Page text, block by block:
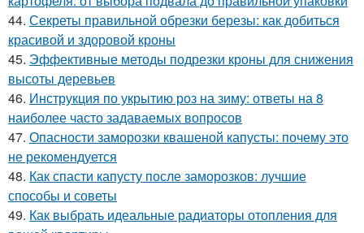
44. Секреты правильной обрезки березы: как добиться
красивой и здоровой кроны
45. Эффективные методы подрезки кроны для снижения
высоты деревьев
46. Инструкция по укрытию роз на зиму: ответы на 8
наиболее часто задаваемых вопросов
47. Опасности заморозки квашеной капусты: почему это
не рекомендуется
48. Как спасти капусту после заморозков: лучшие
способы и советы
49. Как выбрать идеальные радиаторы отопления для